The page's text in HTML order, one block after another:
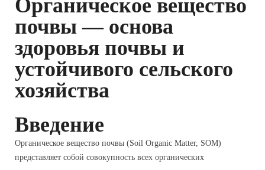
Органическое вещество
почвы — основа
здоровья почвы и
устойчивого сельского
хозяйства
Введение
Органическое вещество почвы (Soil Organic Matter, SOM)
представляет собой совокупность всех органических